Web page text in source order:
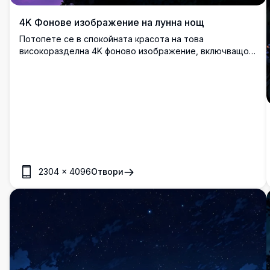
4K Фонове изображение на лунна нощ
Потопете се в спокойната красота на това
високоразделна 4K фоново изображение, включващо
2304 × 4096Отвори